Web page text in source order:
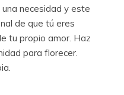
necesidad y este
de que tú eres
tu propio amor. Haz
para florecer.